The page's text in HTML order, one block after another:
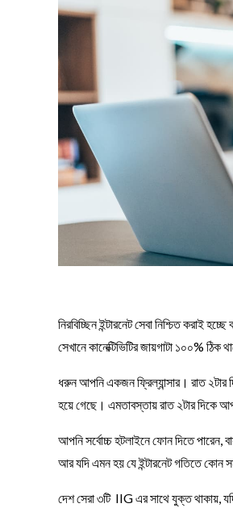
নিরবিচ্ছিন ইন্টারনেট সেবা নিশ্চিত করাই
সেখানে কানেক্টিভিটির জায়গাটা ১০০% ঠিক
ধরুন আপনি একজন ফ্রিল্যান্সার। রাত ২টার
হয়ে গেছে। এমতাবস্তায় রাত ২টার দিকে
আপনি সর্বোচ্চ হটলাইনে ফোন দিতে পারেন,
আর যদি এমন হয় যে ইন্টারনেট গতিতে কোন
দেশ সেরা ৩টি IIG এর সাথে যুক্ত থাকায়,